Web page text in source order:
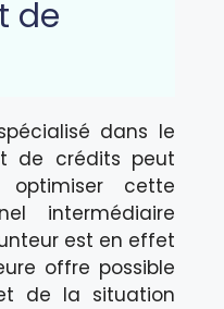
de
dans le
de crédits peut
cette
intermédiaire
est en effet
offre possible
de la situation